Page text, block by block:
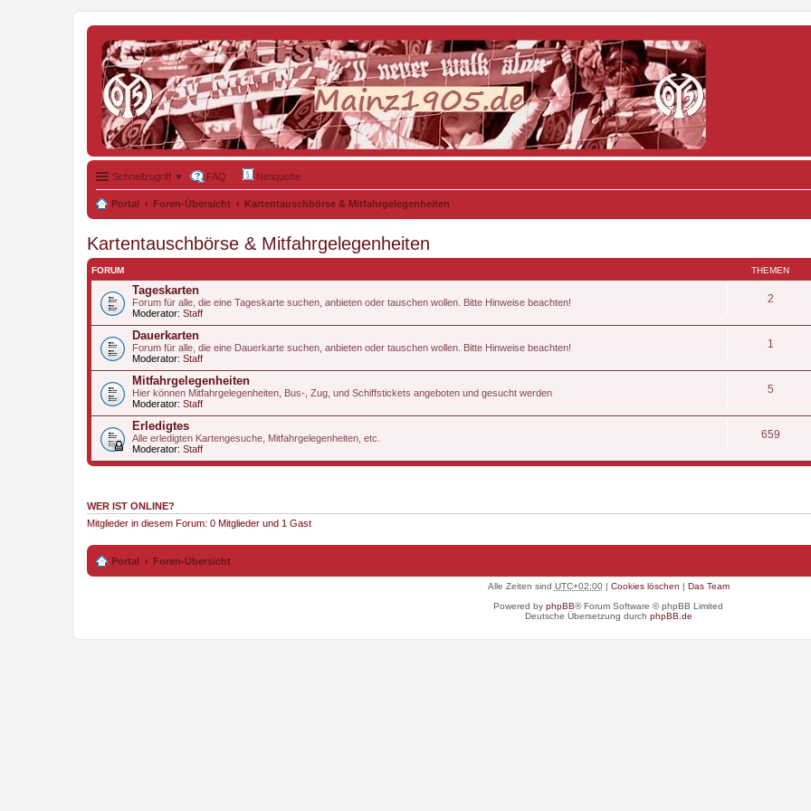
Schnellzugriff ▼ FAQ Netiquette
Portal Foren-Übersicht Kartentauschbörse & Mitfahrgelegenheiten
Kartentauschbörse & Mitfahrgelegenheiten
FORUM THEMEN
Tageskarten
Forum für alle, die eine Tageskarte suchen, anbieten oder tauschen wollen. Bitte Hinweise beachten!
Moderator: Staff
2
Dauerkarten
Forum für alle, die eine Dauerkarte suchen, anbieten oder tauschen wollen. Bitte Hinweise beachten!
Moderator: Staff
1
Mitfahrgelegenheiten
Hier können Mitfahrgelegenheiten, Bus-, Zug, und Schiffstickets angeboten und gesucht werden
Moderator: Staff
5
Erledigtes
Alle erledigten Kartengesuche, Mitfahrgelegenheiten, etc.
Moderator: Staff
659
WER IST ONLINE?
Mitglieder in diesem Forum: 0 Mitglieder und 1 Gast
Portal Foren-Übersicht
Alle Zeiten sind UTC+02:00| Cookies löschen | Das Team
Powered by phpBB® Forum Software © phpBB Limited
Deutsche Übersetzung durch phpBB.de